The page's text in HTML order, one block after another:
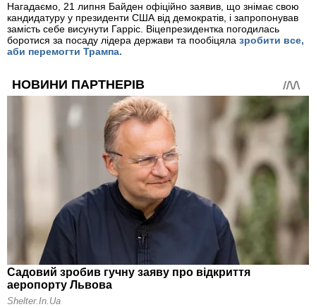
Нагадаємо, 21 липня Байден офіційно заявив, що знімає свою
кандидатуру у президенти США від демократів, і запропонував
замість себе висунути Гарріс. Віцепрезидентка погодилась
боротися за посаду лідера держави та пообіцяла зробити все,
аби перемогти Трампа.